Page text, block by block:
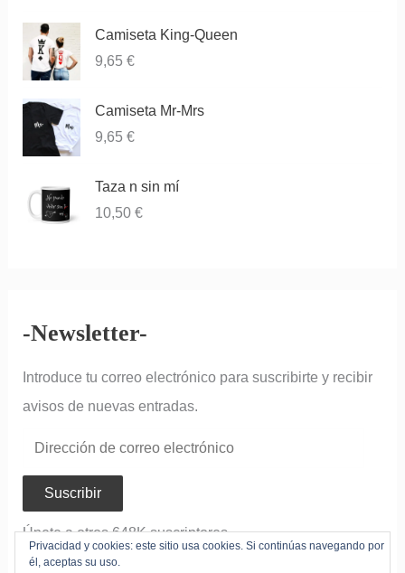
5
Camiseta King-Queen
9,65 €
Camiseta Mr-Mrs
9,65 €
Taza n sin mí
10,50 €
-Newsletter-
Introduce tu correo electrónico para suscribirte y recibir
avisos de nuevas entradas.
Suscribir
Únete a otros 648K suscriptores
Privacidad y cookies: este sitio usa cookies. Si continúas navegando por
él, aceptas su uso.